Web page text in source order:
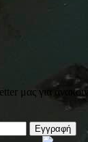
μας για
Εγγραφή